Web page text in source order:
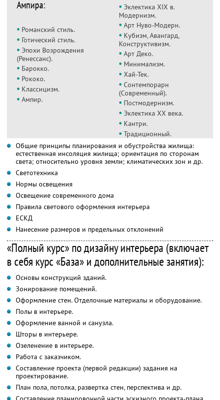
Ампира:
• Романский стиль.
• Готический стиль.
• Эпохи Возрождения
(Ренессанс).
• Барокко.
• Рококо.
• Классицизм.
• Ампир.
• Эклектика ХIХ в.
Модернизм.
• Арт Нуво-Модерн.
• Кубизм, Авангард,
Конструктивизм.
• Арт Деко.
• Минимализм.
• Хай-Тек.
• Сонтемпорарн
(Современный).
• Постмодернизм.
• Эклектика ХХ века.
• Кантри.
• Традиционный.
Общие принципы планирования и обустройства жилища:
естественная инсоляция жилища; ориентация по сторонам
света; относительно уровня земли; климатических зон и др.
Светотехника
Нормы освещения
Освещение современного дома
Правила светового оформления интерьера
ЕСКД
Нанесение размеров и предельных отклонений
«Полный курс» по дизайну интерьера (включает
в себя курс «База» и дополнительные занятия):
Основы конструкций зданий.
Зонирование помещений.
Оформление стен. Отделочные материалы и оборудование.
Полы в интерьере.
Оформление ванной и санузла.
Шторы в интерьере.
Озеленение в интерьере.
Работа с заказчиком.
Составление проекта (первой редакции) задания на
проектирование.
План пола, потолка, развертка стен, перспектива и др.